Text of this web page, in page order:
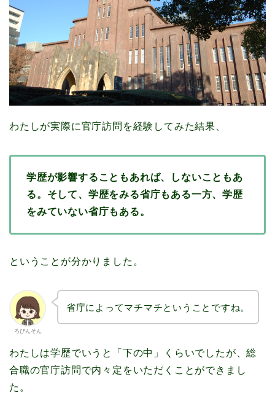
わたしが実際に官庁訪問を経験してみた結果、
学歴が影響することもあれば、しないこともあ
る。そして、学歴をみる省庁もある一方、学歴
をみていない省庁もある。
ということが分かりました。
ろびんそん
省庁によってマチマチということですね。
わたしは学歴でいうと「下の中」くらいでしたが、総
合職の官庁訪問で内々定をいただくことができまし
た。